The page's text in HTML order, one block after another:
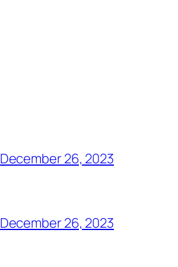
December 26, 2023
December 26, 2023